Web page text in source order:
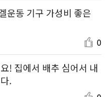
운동 기구 가성비 좋은
0
! 집에서 배추 심어서 내
.